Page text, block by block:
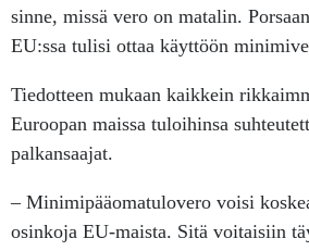
sinne, missä vero on matalin.
EU:ssa tulisi ottaa käyttöön
Tiedotteen mukaan kaikkein
Euroopan maissa tuloihinsa
palkansaajat.
– Minimipääomatulovero voisi
osinkoja EU-maista. Sitä voitaisiin